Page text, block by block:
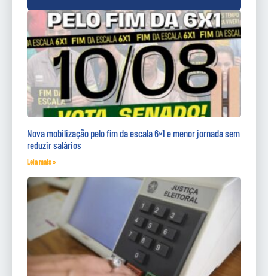
Nova mobilização pelo fim da escala 6×1 e menor jornada sem
reduzir salários
Leia mais »